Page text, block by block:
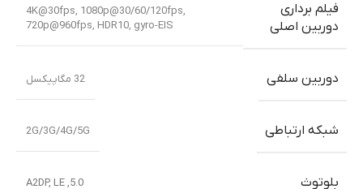
فیلم برداری
دوربین اصلی
4K@30fps, 1080p@30/60/120fps,
720p@960fps, HDR10, gyro-EIS
دوربین سلفی 32 مگاپیکسل
شبکه ارتباطی 2G/3G/4G/5G
بلوتوث 5.0
,
A2DP, LE